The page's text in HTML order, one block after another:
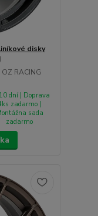
disky
RACING
dní | Doprava
zadarmo |
sada
zadarmo